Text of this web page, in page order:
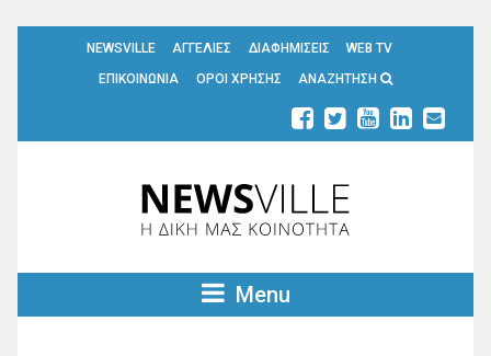
NEWSVILLE ΑΓΓΕΛΙΕΣ ΔΙΑΦΗΜΙΣΕΙΣ
WEB TV
ΕΠΙΚΟΙΝΩΝΙΑ
ΟΡΟΙ ΧΡΗΣΗΣ ΑΝΑΖΗΤΗΣΗ
Menu